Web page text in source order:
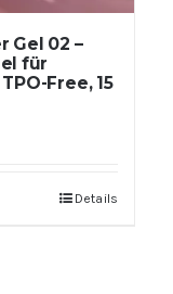
Gel 02 –
für
Free, 15
Details